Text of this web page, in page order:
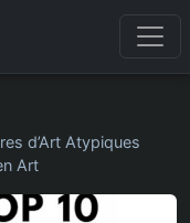
d’Art Atypiques
Art